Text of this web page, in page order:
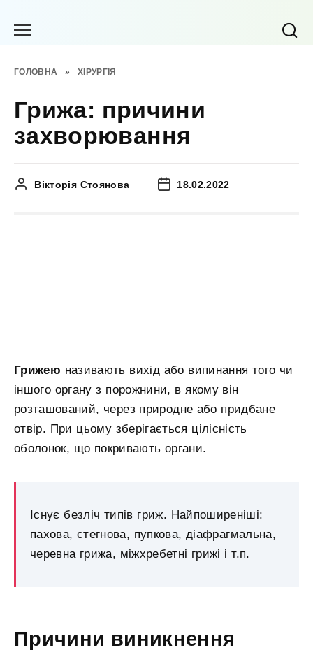
ГОЛОВНА » ХІРУРГІЯ
Грижа: причини
захворювання
Вікторія Стоянова 18.02.2022
Грижею називають вихід або випинання того чи
іншого органу з порожнини, в якому він
розташований, через природне або придбане
отвір. При цьому зберігається цілісність
оболонок, що покривають органи.
Існує безліч типів гриж. Найпоширеніші:
пахова, стегнова, пупкова, діафрагмальна,
черевна грижа, міжхребетні грижі і т.п.
Причини виникнення